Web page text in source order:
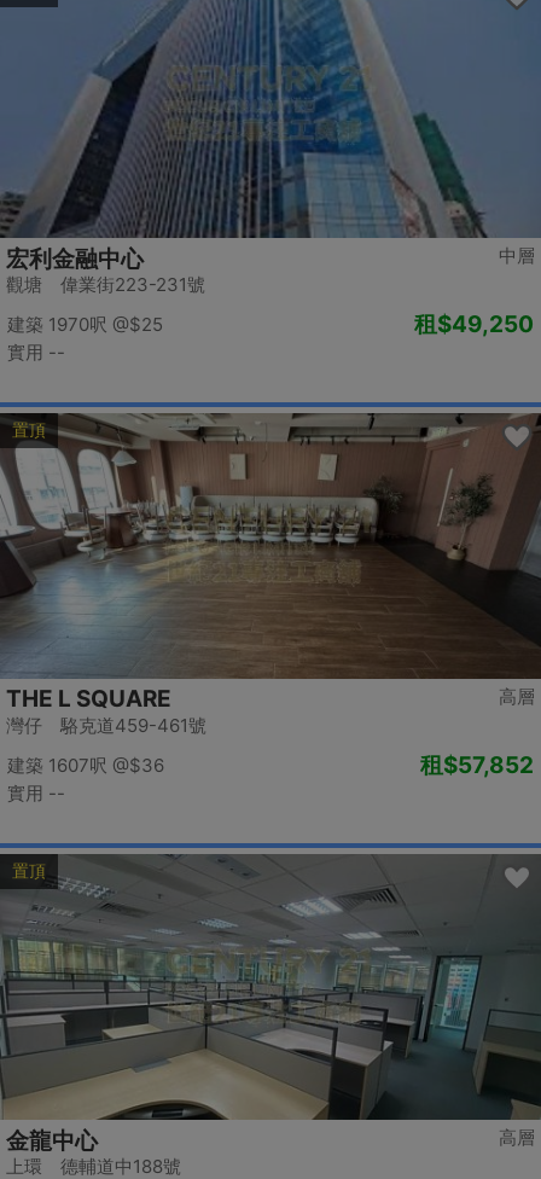
中層
宏利金融中心
觀塘 偉業街223-231號
建築 1970呎 @$25
實用 --
租$49,250
置頂
高層
THE L SQUARE
灣仔 駱克道459-461號
建築 1607呎 @$36
實用 --
租$57,852
置頂
高層
金龍中心
上環 德輔道中188號